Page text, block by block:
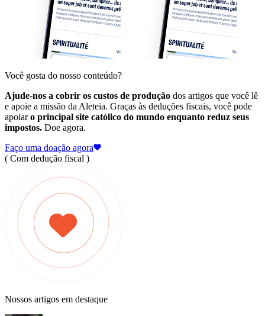
Você gosta do nosso conteúdo?
Ajude-nos a cobrir os custos de produção dos artigos que você lê
e apoie a missão da Aleteia. Graças às deduções fiscais, você pode
apoiaro principal site católico do mundo enquanto reduz seus
impostos. Doe agora.
Faço uma doação agora
( Com dedução fiscal )
Nossos artigos em destaque